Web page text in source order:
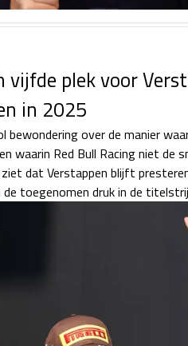
vijfde plek voor
in 2025
over de manier
waarin Red Bull Racing niet de
dat Verstappen blijft
de toegenomen druk in de